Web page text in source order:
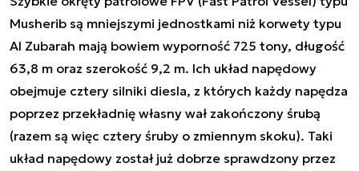
Musherib są mniejszymi jednostkami niż korwety typu
Al Zubarah mają bowiem wyporność 725 tony, długość
63,8 m oraz szerokość 9,2 m. Ich układ napędowy
obejmuje cztery silniki diesla, z których każdy napędza
poprzez przekładnię własny wał zakończony śrubą
(razem są więc cztery śruby o zmiennym skoku). Taki
układ napędowy został już dobrze sprawdzony przez